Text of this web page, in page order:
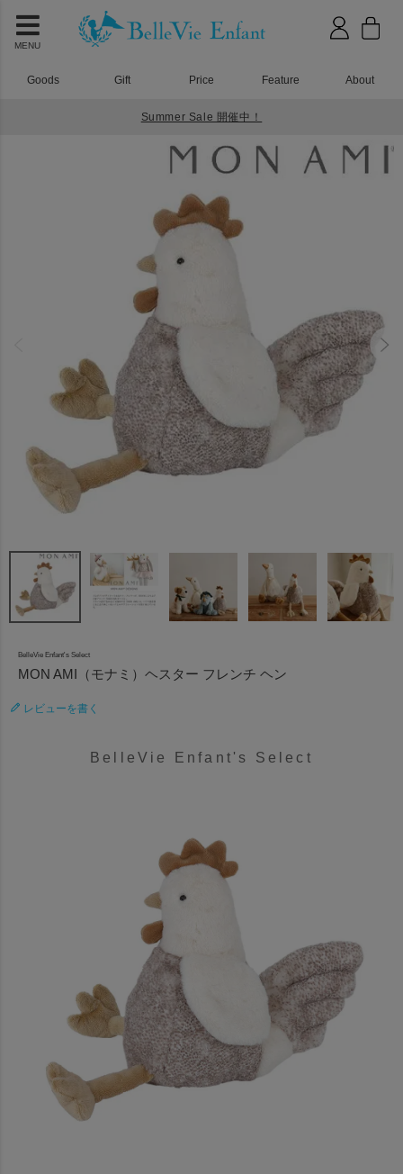
MENU
Goods Gift Price Feature About
Summer Sale 開催中！
MON AMI（モナミ）ヘスター フレンチ ヘン
BelleVie Enfant's Select
MON AMI（モナミ）ヘスター フレンチ ヘン
レビューを書く
BelleVie Enfant's Select